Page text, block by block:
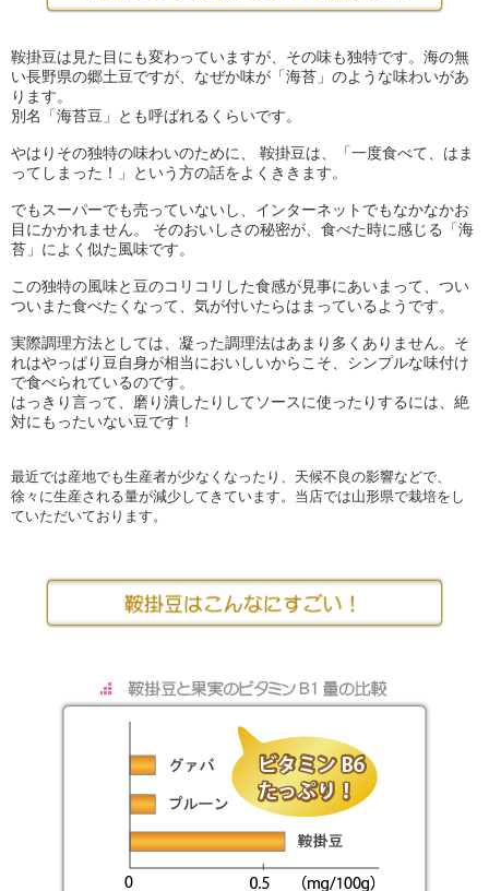
鞍掛豆は見た目にも変わっていますが、その味も独特です。海の無
い長野県の郷土豆ですが、なぜか味が「海苔」のような味わいがあ
ります。
別名「海苔豆」とも呼ばれるくらいです。
やはりその独特の味わいのために、 鞍掛豆は、「一度食べて、はま
ってしまった！」という方の話をよくききます。
でもスーパーでも売っていないし、インターネットでもなかなかお
目にかかれません。 そのおいしさの秘密が、食べた時に感じる「海
苔」によく似た風味です。
この独特の風味と豆のコリコリした食感が見事にあいまって、つい
ついまた食べたくなって、気が付いたらはまっているようです。
実際調理方法としては、凝った調理法はあまり多くありません。そ
れはやっぱり豆自身が相当においしいからこそ、シンプルな味付け
で食べられているのです。
はっきり言って、磨り潰したりしてソースに使ったりするには、絶
対にもったいない豆です！
最近では産地でも生産者が少なくなったり、天候不良の影響などで、
徐々に生産される量が減少してきています。当店では山形県で栽培をし
ていただいております。